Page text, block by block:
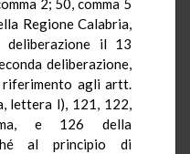
2; 50, comma 5
Regione Calabria,
deliberazione il 13
deliberazione,
riferimento agli artt.
lettera l), 121, 122,
e 126 della
al principio di